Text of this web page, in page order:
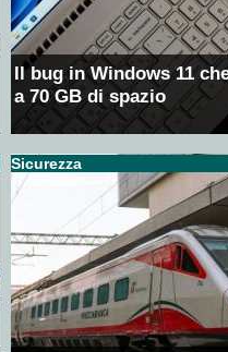
Il bug in Windows 11
a 70 GB di spazio
Sicurezza